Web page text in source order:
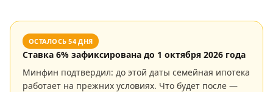
ОСТАЛОСЬ54 ДНЯ
Ставка 6% зафиксирована до 1 октября 2026 года
Минфин подтвердил: до этой даты семейная ипотека
работает на прежних условиях. Что будет после —